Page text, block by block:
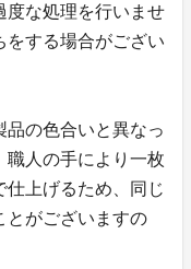
度な処理を行いませ
をする場合がござい
品の色合いと異なっ
職人の手により一枚
上げるため、同じ
とがございますの